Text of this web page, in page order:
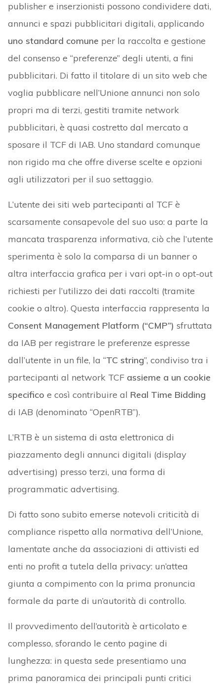
publisher e inserzionisti possono condividere dati,
annunci e spazi pubblicitari digitali, applicando
uno standard comune per la raccolta e gestione
del consenso e “preferenze” degli utenti, a fini
pubblicitari. Di fatto il titolare di un sito web che
voglia pubblicare nell’Unione annunci non solo
propri ma di terzi, gestiti tramite network
pubblicitari, è quasi costretto dal mercato a
sposare il TCF di IAB. Uno standard comunque
non rigido ma che offre diverse scelte e opzioni
agli utilizzatori per il suo settaggio.
L’utente dei siti web partecipanti al TCF è
scarsamente consapevole del suo uso: a parte la
mancata trasparenza informativa, ciò che l’utente
sperimenta è solo la comparsa di un banner o
altra interfaccia grafica per i vari opt-in o opt-out
richiesti per l’utilizzo dei dati raccolti (tramite
cookie o altro). Questa interfaccia rappresenta la
Consent Management Platform (“CMP”) sfruttata
da IAB per registrare le preferenze espresse
dall’utente in un file, la “TC string”, condiviso tra i
partecipanti al network TCF assieme a un cookie
specifico e così contribuire al Real Time Bidding
di IAB (denominato “OpenRTB”).
L’RTB è un sistema di asta elettronica di
piazzamento degli annunci digitali (display
advertising) presso terzi, una forma di
programmatic advertising.
Di fatto sono subito emerse notevoli criticità di
compliance rispetto alla normativa dell’Unione,
lamentate anche da associazioni di attivisti ed
enti no profit a tutela della privacy: un’attea
giunta a compimento con la prima pronuncia
formale da parte di un’autorità di controllo.
Il provvedimento dell’autorità è articolato e
complesso, sforando le cento pagine di
lunghezza: in questa sede presentiamo una
prima panoramica dei principali punti critici